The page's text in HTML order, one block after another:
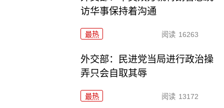
访华事保持着沟通
最热 阅读 16263
外交部：民进党当局进行政治操
弄只会自取其辱
最热 阅读 13172